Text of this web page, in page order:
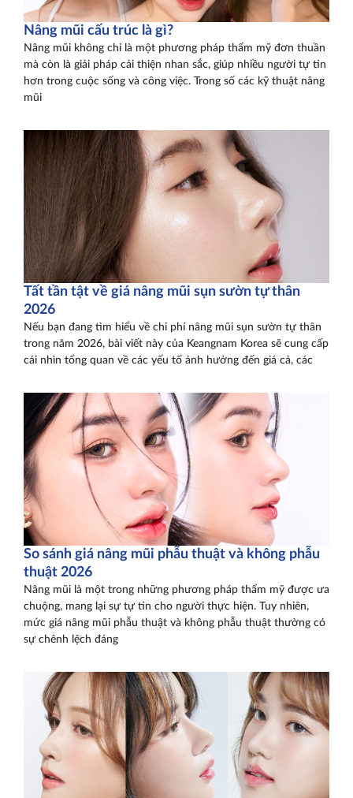
Nâng mũi cấu trúc là gì?
Nâng mũi không chỉ là một phương pháp thẩm mỹ đơn thuần
mà còn là giải pháp cải thiện nhan sắc, giúp nhiều người tự tin
hơn trong cuộc sống và công việc. Trong số các kỹ thuật nâng
mũi
Tất tần tật về giá nâng mũi sụn sườn tự thân
2026
Nếu bạn đang tìm hiểu về chi phí nâng mũi sụn sườn tự thân
trong năm 2026, bài viết này của Keangnam Korea sẽ cung cấp
cái nhìn tổng quan về các yếu tố ảnh hưởng đến giá cả, các
So sánh giá nâng mũi phẫu thuật và không phẫu
thuật 2026
Nâng mũi là một trong những phương pháp thẩm mỹ được ưa
chuộng, mang lại sự tự tin cho người thực hiện. Tuy nhiên,
mức giá nâng mũi phẫu thuật và không phẫu thuật thường có
sự chênh lệch đáng